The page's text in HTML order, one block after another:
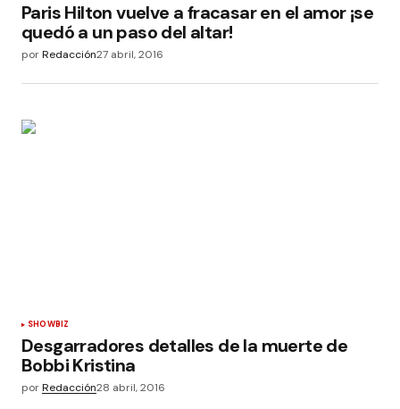
Paris Hilton vuelve a fracasar en el amor ¡se
quedó a un paso del altar!
porRedacción27 abril, 2016
SHOWBIZ
Desgarradores detalles de la muerte de
Bobbi Kristina
porRedacción28 abril, 2016